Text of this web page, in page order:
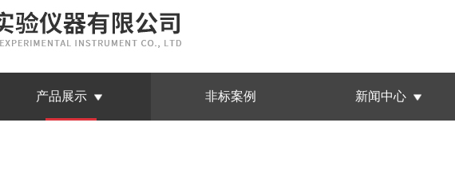
产品展示 非标案例 新闻中心